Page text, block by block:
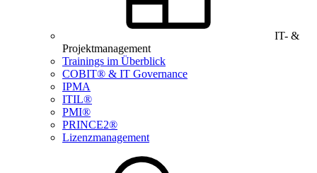
IT- &
Projektmanagement
Trainings im Überblick
COBIT® & IT Governance
IPMA
ITIL®
PMI®
PRINCE2®
Lizenzmanagement